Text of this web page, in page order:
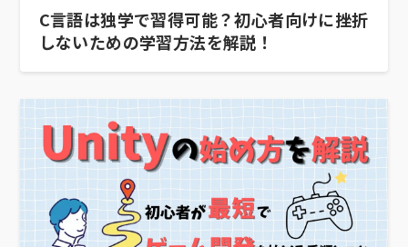
C言語は独学で習得可能？初心者向けに挫折
しないための学習方法を解説！